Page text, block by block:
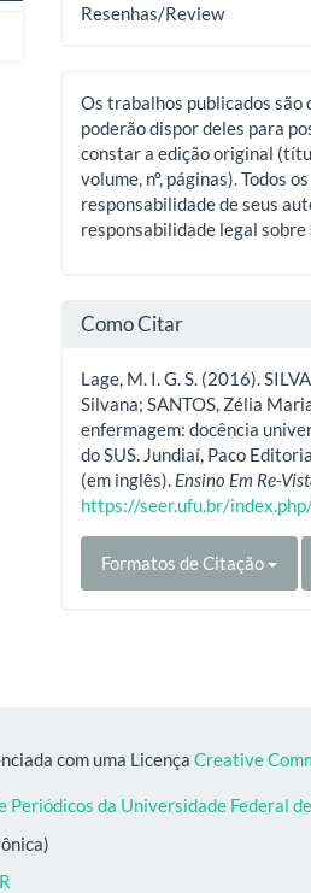
Resenhas/Review
Os trabalhos publicados são
poderão dispor deles para
constar a edição original
volume, nº, páginas). Todos
responsabilidade de seus
responsabilidade legal
Como Citar
Lage, M. I. G. S. (2016).
Silvana; SANTOS, Zélia
enfermagem: docência
do SUS. Jundiaí, Paco
(em inglês). Ensino Em Re-
https://seer.ufu.br/
Formatos de Citação
com uma Licença Creative
Periódicos da Universidade Federal